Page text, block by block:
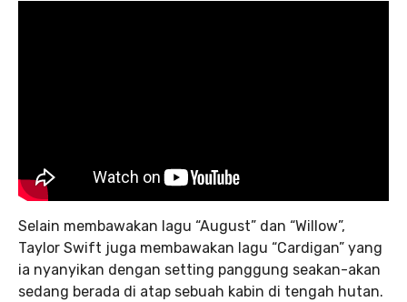
Selain membawakan lagu “August” dan “Willow”,
Taylor Swift juga membawakan lagu “Cardigan” yang
ia nyanyikan dengan setting panggung seakan-akan
sedang berada di atap sebuah kabin di tengah hutan.